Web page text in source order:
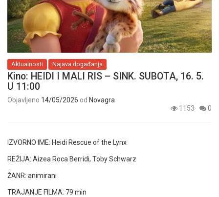
Aktualnosti Najava događanja
Kino: HEIDI I MALI RIS – SINK. SUBOTA, 16. 5.
U 11:00
Objavljeno 14/05/2026 od Novagra
1153
0
IZVORNO IME: Heidi Rescue of the Lynx
REŽIJA: Aizea Roca Berridi, Toby Schwarz
ŽANR: animirani
TRAJANJE FILMA: 79 min